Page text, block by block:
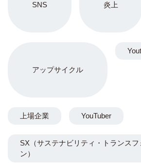
SNS 炎上
アップサイクル
上場企業 YouTuber
SX（サステナビリティ・トランスフ
ン）